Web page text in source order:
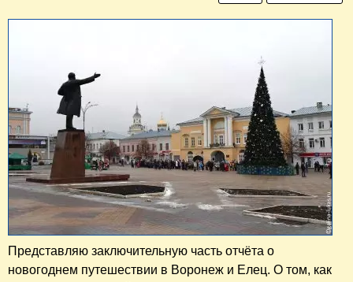
Представляю заключительную часть отчёта о
новогоднем путешествии в Воронеж и Елец. О том, как